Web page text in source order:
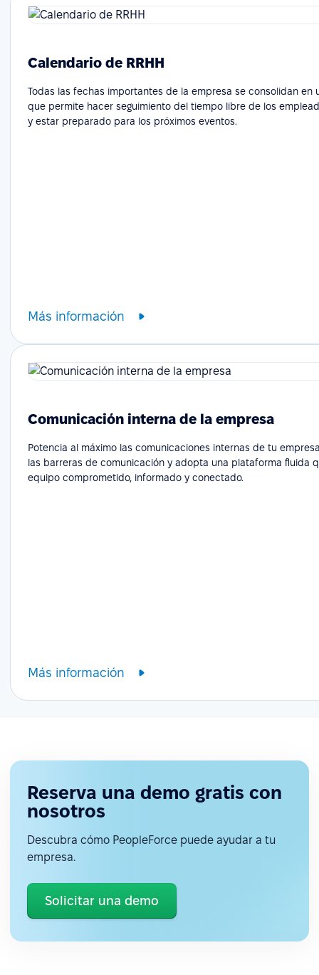
Calendario de RRHH
Todas las fechas importantes de la empresa se consolidan en
que permite hacer seguimiento del tiempo libre de los
y estar preparado para los próximos eventos.
Más información
Comunicación interna de la empresa
Potencia al máximo las comunicaciones internas de tu
las barreras de comunicación y adopta una plataforma fluida
equipo comprometido, informado y conectado.
Más información
Reserva una demo gratis con
nosotros
Descubra cómo PeopleForce puede ayudar a tu
empresa.
Solicitar una demo